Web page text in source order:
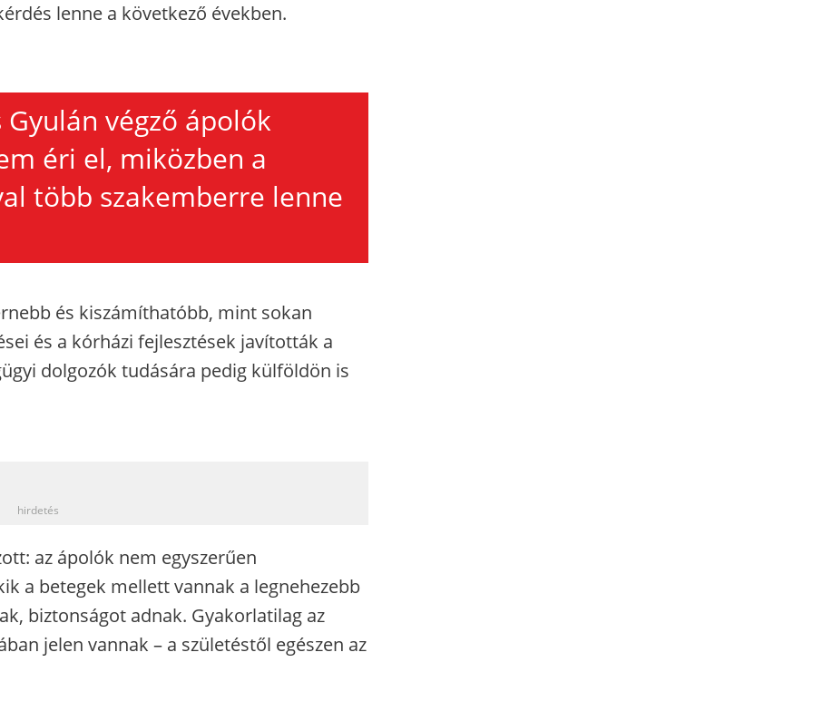
lenne a következő években.
végző ápolók
éri el, miközben a
több szakemberre lenne
és kiszámíthatóbb, mint sokan
és a kórházi fejlesztések javították a
dolgozók tudására pedig külföldön is
hirdetés
az ápolók nem egyszerűen
a betegek mellett vannak a legnehezebb
biztonságot adnak. Gyakorlatilag az
jelen vannak – a születéstől egészen az